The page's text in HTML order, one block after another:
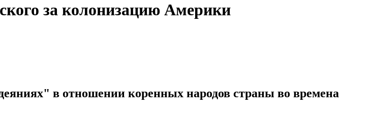
за колонизацию Америки
в отношении коренных народов страны во времена